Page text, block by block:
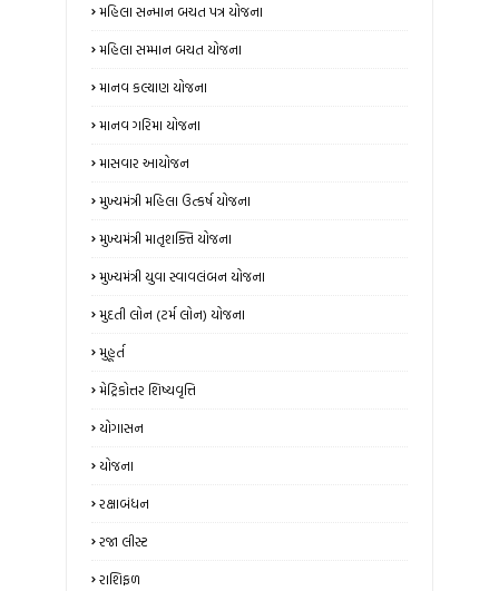
મહિલા સન્માન બચત પત્ર યોજના
મહિલા સમ્માન બચત યોજના
માનવ કલ્યાણ યોજના
માનવ ગરિમા યોજના
માસવાર આયોજન
મુખ્યમંત્રી મહિલા ઉત્કર્ષ યોજના
મુખ્યમંત્રી માતૃશક્તિ યોજના
મુખ્યમંત્રી યુવા સ્વાવલંબન યોજના
મુદતી લોન (ટર્મ લોન) યોજના
મુહૂર્ત
મેટ્રિકોત્તર શિષ્યવૃત્તિ
યોગાસન
યોજના
રક્ષાબંધન
રજા લીસ્ટ
રાશિફળ